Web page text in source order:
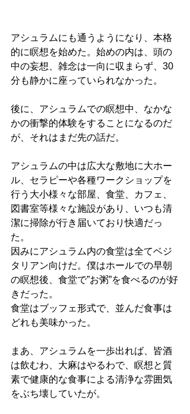
アシュラムにも通うようになり、本格
的に瞑想を始めた。始めの内は、頭の
中の妄想、雑念は一向に収まらず、30
分も静かに座っていられなかった。
後に、アシュラムでの瞑想中、なかな
かの衝撃的体験をすることになるのだ
が、それはまだ先の話だ。
アシュラムの中は広大な敷地に大ホー
ル、セラピーや各種ワークショップを
行う大小様々な部屋、食堂、カフェ、
図書室等様々な施設があり、いつも清
潔に掃除が行き届いており快適だっ
た。
因みにアシュラム内の食堂は全てベジ
タリアン向けだ。僕はホールでの早朝
の瞑想後、食堂で”お粥”を食べるのが好
きだった。
食堂はブッフェ形式で、並んだ食事は
どれも美味かった。
まあ、アシュラムを一歩出れば、皆酒
は飲むわ、大麻はやるわで、瞑想と質
素で健康的な食事による清浄な雰囲気
をぶち壊していたが。